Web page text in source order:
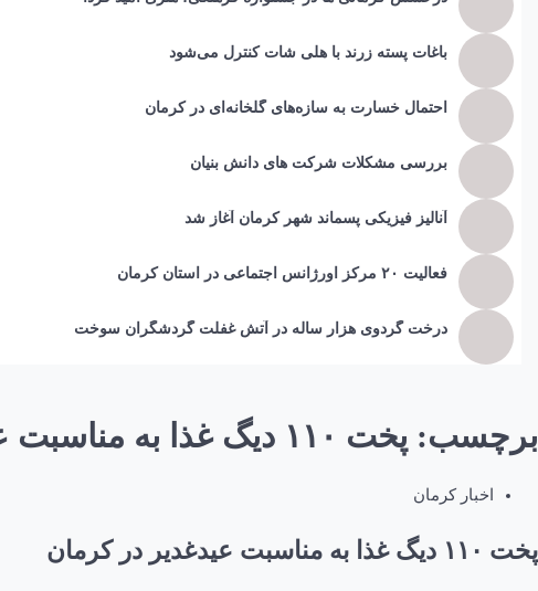
باغات پسته زرند با هلی شات کنترل می‌شود
احتمال خسارت به ساز‌ه‌های گلخانه‌ای در کرمان
بررسی مشکلات شرکت های دانش بنیان
آنالیز فیزیکی پسماند شهر کرمان آغاز شد
فعالیت ۲۰ مرکز اورژانس اجتماعی در استان کرمان
درخت گردوی هزار ساله در آتش غفلت گردشگران سوخت
برچسب: پخت ۱۱۰ دیگ غذا به مناسبت عیدغدیر در کرمان
اخبار کرمان
پخت ۱۱۰ دیگ غذا به مناسبت عیدغدیر در کرمان